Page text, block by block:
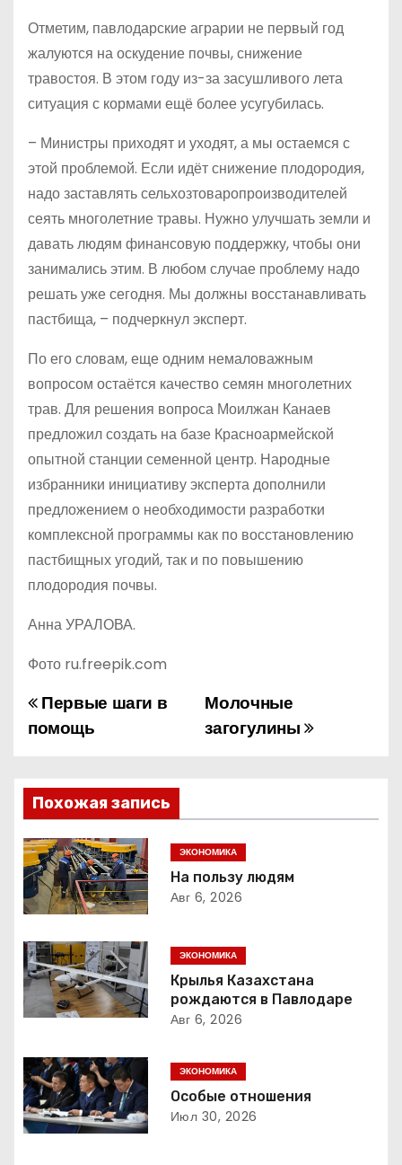
Отметим, павлодарские аграрии не первый год
жалуются на оскудение почвы, снижение
травостоя. В этом году из-за засушливого лета
ситуация с кормами ещё более усугубилась.
– Министры приходят и уходят, а мы остаемся с
этой проблемой. Если идёт снижение плодородия,
надо заставлять сельхозтоваропроизводителей
сеять многолетние травы. Нужно улучшать земли и
давать людям финансовую поддержку, чтобы они
занимались этим. В любом случае проблему надо
решать уже сегодня. Мы должны восстанавливать
пастбища, – подчеркнул эксперт.
По его словам, еще одним немаловажным
вопросом остаётся качество семян многолетних
трав. Для решения вопроса Моилжан Канаев
предложил создать на базе Красноармейской
опытной станции семенной центр. Народные
избранники инициативу эксперта дополнили
предложением о необходимости разработки
комплексной программы как по восстановлению
пастбищных угодий, так и по повышению
плодородия почвы.
Анна УРАЛОВА.
Фото ru.freepik.com
Н
в
и
г
а
ц
и
я
п
о
з
Молочные
загогулины
Первые шаги в
помощь
Похожая запись
ЭКОНОМИКА
На пользу людям
Авг 6, 2026
ЭКОНОМИКА
Крылья Казахстана
рождаются в Павлодаре
Авг 6, 2026
ЭКОНОМИКА
Особые отношения
Июл 30, 2026